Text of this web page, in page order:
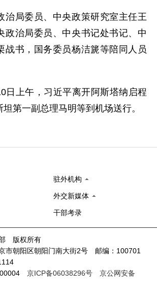
局委员、中央政策研究室主任王
政治局委员、中央书记处书记、中
战书，国务委员杨洁篪等陪同人员
上午，习近平离开阿斯塔纳启程
第一副总理马明等到机场送行。
驻外机构
外交新媒体
干部考录
版权所有
市朝阳区朝阳门南大街2号 邮编：100701
京ICP备06038296号
京公网安备